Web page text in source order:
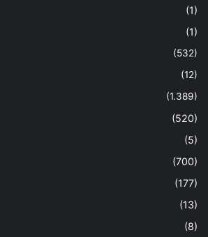
(1)
(1)
(532)
(12)
(1.389)
(520)
(5)
(700)
(177)
(13)
(8)